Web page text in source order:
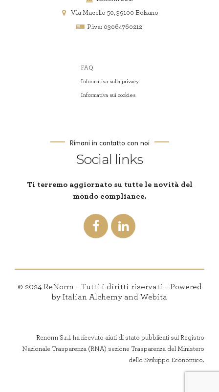
Via Macello 50, 39100 Bolzano
P.iva: 03064760212
FAQ
Informativa sulla privacy
Informativa sui cookies
Rimani in contatto con noi
Social links
Ti terremo aggiornato su tutte le novità del
mondo compliance.
© 2024 ReNorm – Tutti i diritti riservati – Powered
by Italian Alchemy and Webita
Renorm S.r.l. ha ricevuto aiuti di stato pubblicati sul Registro
Nazionale Trasparenza (RNA) sezione Trasparenza del Ministero
dello Sviluppo Economico.